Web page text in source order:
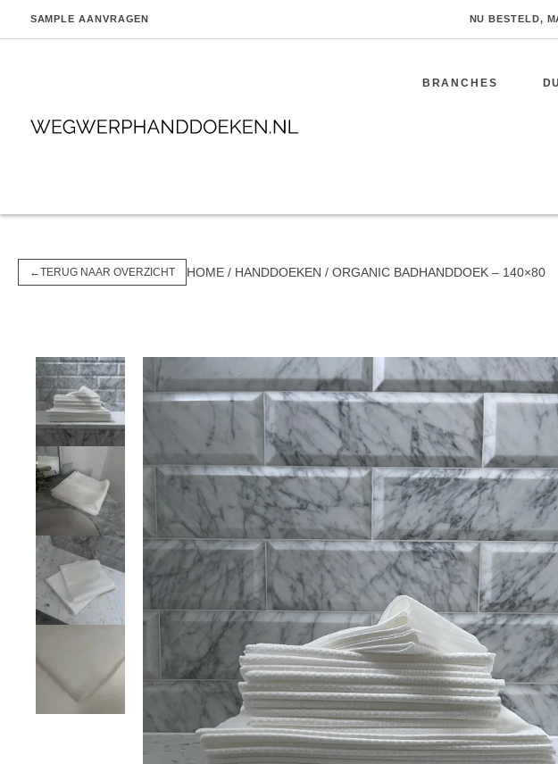
SAMPLE AANVRAGEN NU BESTELD,
BRANCHES
Kappers
VERANTWOORDELIJK HANDELEN DUURZAME PRODUCTIE
←TERUG NAAR OVERZICHT HOME / HANDDOEKEN / ORGANIC BADHANDDOEK – 140×80